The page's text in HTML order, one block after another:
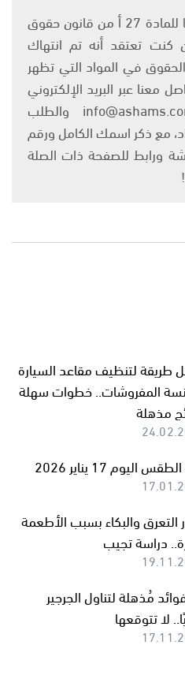
يتم الاستخدام المواد وفقًا للمادة 27 أ من قانون حقوق
والنشر 2007، وإن كنت تعتقد أنه تم انتهاك
في المواد التي تظهر
معنا عبر البريد الإلكتروني
على العنوان التالي: info@ashams.com والطلب
مع ذكر اسمك الكامل ورقم
ورابط للصفحة ذات الصلة
طريقة لتنظيف مقاعد السيارة
المفروشات.. خطوات سهلة
مذهلة
اليوم 17 يناير 2026
التعرق والبكاء بسبب الأطعمة
دراسة تجيب
فوائد مُذهلة لتناول الجرجير
لا تتوقعها